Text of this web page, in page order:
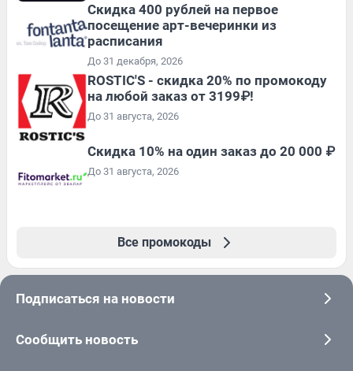
Cкидка 400 рублей на первое
посещение арт-вечеринки из
расписания
До 31 декабря, 2026
ROSTIC'S - скидка 20% по промокоду
на любой заказ от 3199₽!
До 31 августа, 2026
Скидка 10% на один заказ до 20 000 ₽
До 31 августа, 2026
Все промокоды
Подписаться на новости
Сообщить новость